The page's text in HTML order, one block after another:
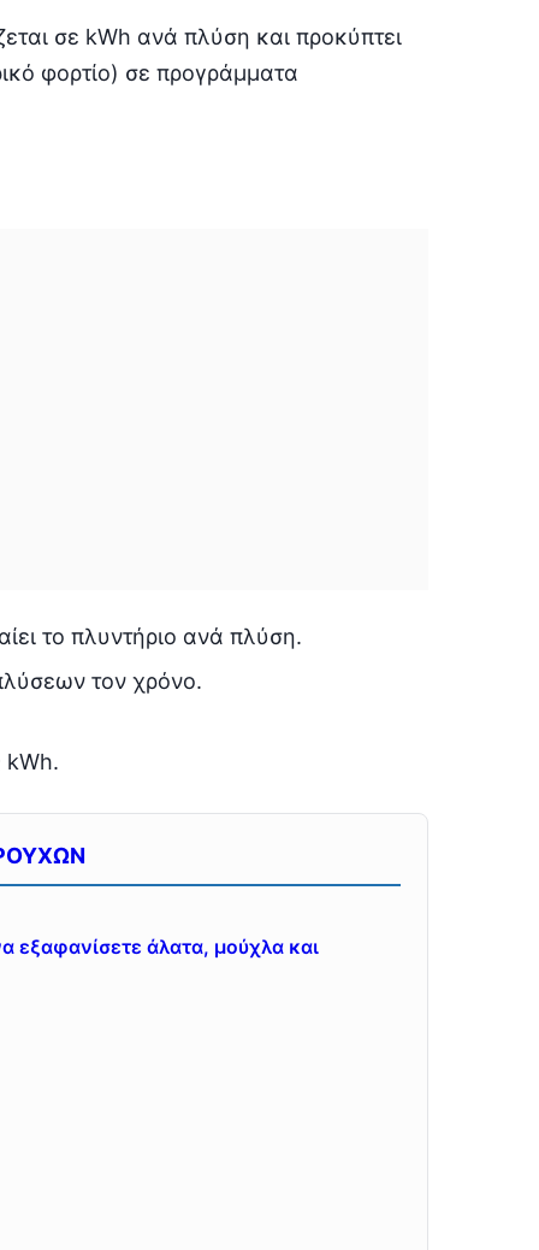
σε kWh ανά πλύση και προκύπτει
φορτίο) σε προγράμματα
το πλυντήριο ανά πλύση.
τον χρόνο.
kWh.
εξαφανίσετε άλατα, μούχλα και